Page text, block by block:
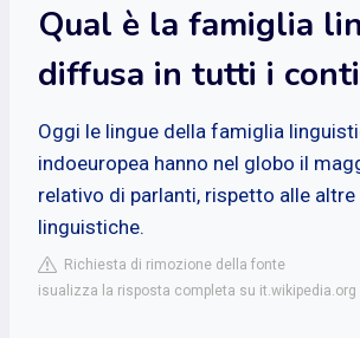
Qual è la famiglia
diffusa in tutti i
Oggi le lingue della famiglia
indoeuropea hanno nel globo il
relativo di parlanti, rispetto alle
linguistiche.
Richiesta di rimozione della fonte
isualizza la risposta completa su it.wikipedia.org